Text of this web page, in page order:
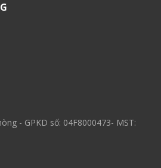
- GPKD số: 04F8000473- MST: